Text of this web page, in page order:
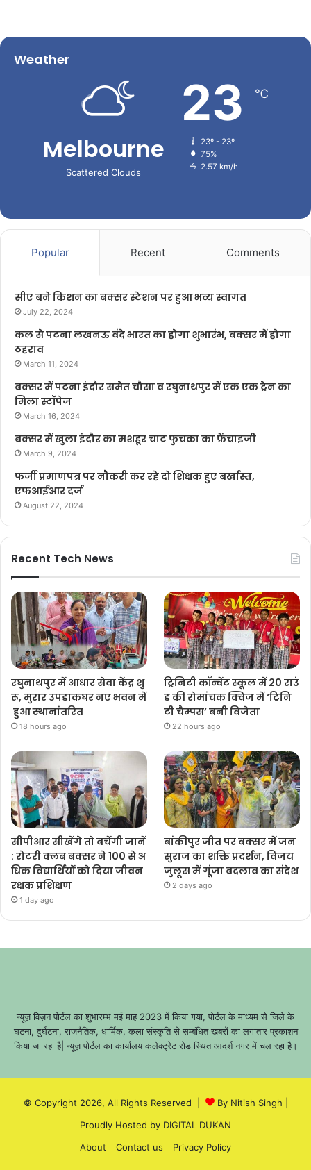
Weather
Melbourne
Scattered Clouds
23 ℃
23º - 23º
75%
2.57 km/h
Popular Recent Comments
सीए बने किशन का बक्सर स्टेशन पर हुआ भव्य स्वागत
July 22, 2024
कल से पटना लखनऊ वंदे भारत का होगा शुभारंभ, बक्सर में होगा
ठहराव
March 11, 2024
बक्सर में पटना इंदौर समेत चौसा व रघुनाथपुर में एक एक ट्रेन का
मिला स्टॉपेज
March 16, 2024
बक्सर में खुला इंदौर का मशहूर चाट फुचका का फ्रेंचाइजी
March 9, 2024
फर्जी प्रमाणपत्र पर नौकरी कर रहे दो शिक्षक हुए बर्खास्त,
एफआईआर दर्ज
August 22, 2024
Recent Tech News
रघुनाथपुर में आधार सेवा केंद्र शु
रू, मुरार उपडाकघर नए भवन में
हुआ स्थानांतरित
18 hours ago
ट्रिनिटी कॉन्वेंट स्कूल में 20 राउं
ड की रोमांचक क्विज में ‘ट्रिनि
टी चैम्पस’ बनी विजेता
22 hours ago
सीपीआर सीखेंगे तो बचेंगी जानें
: रोटरी क्लब बक्सर ने 100 से अ
धिक विद्यार्थियों को दिया जीवन
रक्षक प्रशिक्षण
1 day ago
बांकीपुर जीत पर बक्सर में जन
सुराज का शक्ति प्रदर्शन, विजय
जुलूस में गूंजा बदलाव का संदेश
2 days ago
न्यूज़ विज़न पोर्टल का शुभारम्भ मई माह 2023 में किया गया, पोर्टल के माध्यम से जिले के
घटना, दुर्घटना, राजनैतिक, धार्मिक, कला संस्कृति से सम्बंधित खबरों का लगातार प्रकाशन
किया जा रहा है| न्यूज़ पोर्टल का कार्यालय कलेक्ट्रेट रोड स्थित आदर्श नगर में चल रहा है।
© Copyright 2026, All Rights Reserved | By Nitish Singh
Proudly Hosted by DIGITAL DUKAN
About
Contact us Privacy Policy